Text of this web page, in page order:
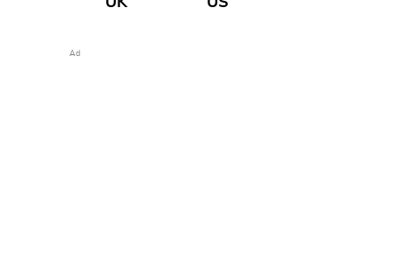
Ad